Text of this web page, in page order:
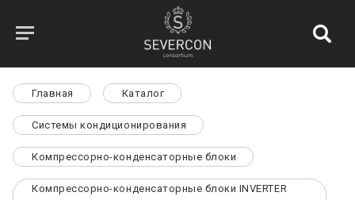
Главная Каталог
Системы кондиционирования
Компрессорно-конденсаторные блоки
Компрессорно-конденсаторные блоки INVERTER